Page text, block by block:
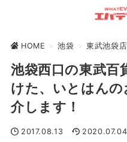
HOME > 池袋 > 東武池袋店
池袋西口の東武百
けた、いとはん
介します！
2017.08.13 2020.07.04